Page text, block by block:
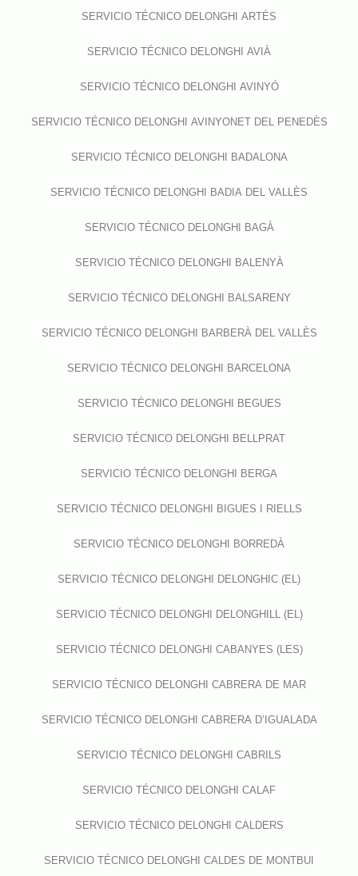
SERVICIO TÉCNICO DELONGHI ARTÉS
SERVICIO TÉCNICO DELONGHI AVIÀ
SERVICIO TÉCNICO DELONGHI AVINYÓ
SERVICIO TÉCNICO DELONGHI AVINYONET DEL PENEDÈS
SERVICIO TÉCNICO DELONGHI BADALONA
SERVICIO TÉCNICO DELONGHI BADIA DEL VALLÈS
SERVICIO TÉCNICO DELONGHI BAGÀ
SERVICIO TÉCNICO DELONGHI BALENYÀ
SERVICIO TÉCNICO DELONGHI BALSARENY
SERVICIO TÉCNICO DELONGHI BARBERÀ DEL VALLÈS
SERVICIO TÉCNICO DELONGHI BARCELONA
SERVICIO TÉCNICO DELONGHI BEGUES
SERVICIO TÉCNICO DELONGHI BELLPRAT
SERVICIO TÉCNICO DELONGHI BERGA
SERVICIO TÉCNICO DELONGHI BIGUES I RIELLS
SERVICIO TÉCNICO DELONGHI BORREDÀ
SERVICIO TÉCNICO DELONGHI DELONGHIC (EL)
SERVICIO TÉCNICO DELONGHI DELONGHILL (EL)
SERVICIO TÉCNICO DELONGHI CABANYES (LES)
SERVICIO TÉCNICO DELONGHI CABRERA DE MAR
SERVICIO TÉCNICO DELONGHI CABRERA D’IGUALADA
SERVICIO TÉCNICO DELONGHI CABRILS
SERVICIO TÉCNICO DELONGHI CALAF
SERVICIO TÉCNICO DELONGHI CALDERS
SERVICIO TÉCNICO DELONGHI CALDES DE MONTBUI